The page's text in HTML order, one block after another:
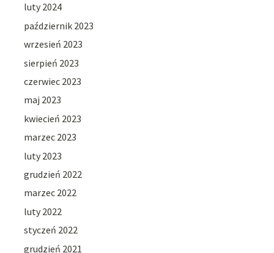
luty 2024
październik 2023
wrzesień 2023
sierpień 2023
czerwiec 2023
maj 2023
kwiecień 2023
marzec 2023
luty 2023
grudzień 2022
marzec 2022
luty 2022
styczeń 2022
grudzień 2021